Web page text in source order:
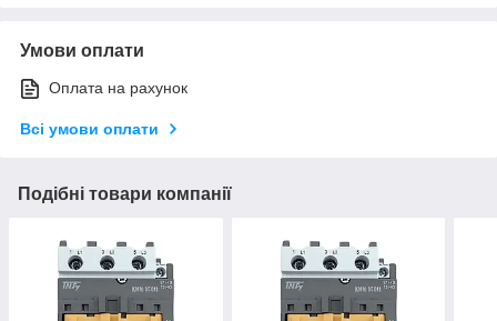
Умови оплати
Оплата на рахунок
Всі умови оплати
Подібні товари компанії